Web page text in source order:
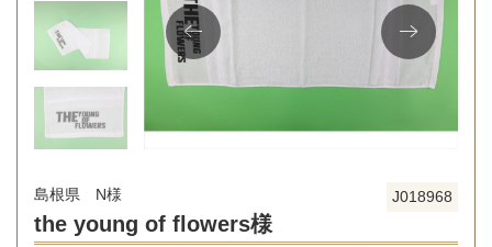
J018968
島根県 N様
the young of flowers様